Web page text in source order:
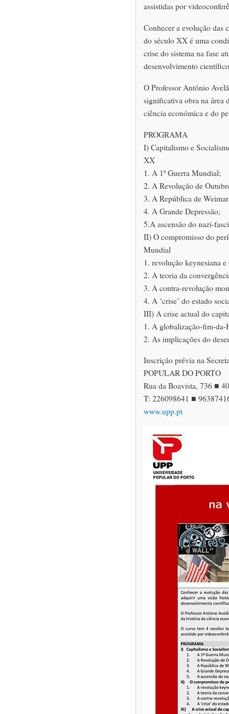
assistidas por
Conhecer a evolução das
do século XX é uma
crise do sistema na fase
desenvolvimento
O Professor António
significativa obra na área
ciência económica e do
PROGRAMA
I) Capitalismo e
XX
1. A 1ª Guerra Mundial;
2. A Revolução de
3. A República de
4. A Grande Depressão;
5.A ascensão do nazi-
II) O compromisso do
Mundial
1. revolução keynesiana
2. A teoria da
3. A contra-revolução
4. A ‘crise’ do estado
III) A crise actual do
1. A globalização-fim-da-
2. As implicações do
Inscrição prévia na
POPULAR DO PORTO
Rua da Boavista, 736 ■
T: 226098641 ■
www.upp.pt